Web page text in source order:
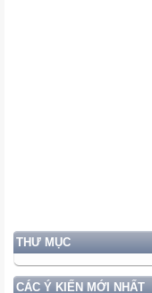
THƯ MỤC
CÁC Ý KIẾN MỚI NHẤT